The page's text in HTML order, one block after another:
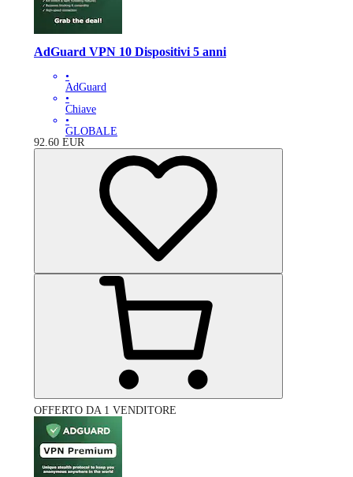
AdGuard VPN 10 Dispositivi 5 anni
•
AdGuard
•
Chiave
•
GLOBALE
92.60 EUR
OFFERTO DA 1 VENDITORE